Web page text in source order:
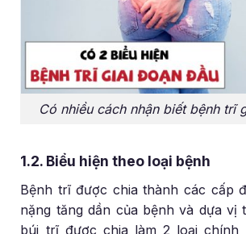
Có nhiều cách nhận biết bệnh trĩ
1.2. Biểu hiện theo loại bệnh
Bệnh trĩ được chia thành các cấp
nặng tăng dần của bệnh và dựa vị
búi trĩ được chia làm 2 loại